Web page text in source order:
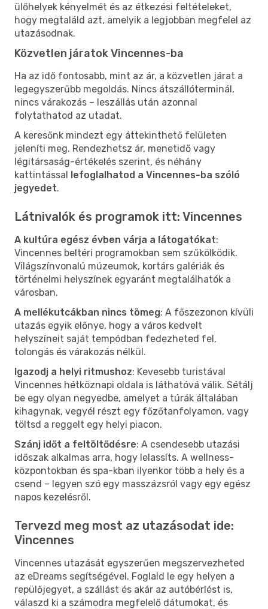
ülőhelyek kényelmét és az étkezési feltételeket,
hogy megtaláld azt, amelyik a legjobban megfelel az
utazásodnak.
Közvetlen járatok Vincennes-ba
Ha az idő fontosabb, mint az ár, a közvetlen járat a
legegyszerűbb megoldás. Nincs átszállóterminál,
nincs várakozás – leszállás után azonnal
folytathatod az utadat.
A keresőnk mindezt egy áttekinthető felületen
jeleníti meg. Rendezhetsz ár, menetidő vagy
légitársaság-értékelés szerint, és néhány
kattintással lefoglalhatod a Vincennes-ba szóló
jegyedet.
Látnivalók és programok itt: Vincennes
A kultúra egész évben várja a látogatókat:
Vincennes beltéri programokban sem szűkölködik.
Világszínvonalú múzeumok, kortárs galériák és
történelmi helyszínek egyaránt megtalálhatók a
városban.
A mellékutcákban nincs tömeg: A főszezonon kívüli
utazás egyik előnye, hogy a város kedvelt
helyszíneit saját tempódban fedezheted fel,
tolongás és várakozás nélkül.
Igazodj a helyi ritmushoz: Kevesebb turistával
Vincennes hétköznapi oldala is láthatóvá válik. Sétálj
be egy olyan negyedbe, amelyet a túrák általában
kihagynak, vegyél részt egy főzőtanfolyamon, vagy
töltsd a reggelt egy helyi piacon.
Szánj időt a feltöltődésre: A csendesebb utazási
időszak alkalmas arra, hogy lelassíts. A wellness-
központokban és spa-kban ilyenkor több a hely és a
csend – legyen szó egy masszázsról vagy egy egész
napos kezelésről.
Tervezd meg most az utazásodat ide:
Vincennes
Vincennes utazását egyszerűen megszervezheted
az eDreams segítségével. Foglald le egy helyen a
repülőjegyet, a szállást és akár az autóbérlést is,
válaszd ki a számodra megfelelő dátumokat, és